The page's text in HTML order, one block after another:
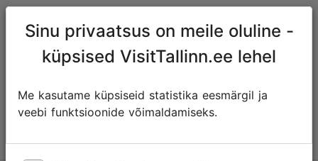
Tallinna turismiinfokeskus
Niguliste 2, 10146 Tallinn, Eesti
info@visittallinn.ee
Sinu privaatsus on meile oluline -
küpsised VisitTallinn.ee lehel
Me kasutame küpsiseid statistika eesmärgil ja
veebi funktsioonide võimaldamiseks.